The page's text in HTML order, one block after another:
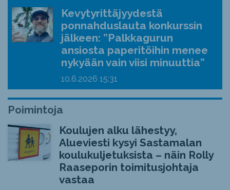
Kevytyrittäjyydestä
ponnahduslauta konkurssin
jälkeen: ”Palkkagurun
ansiosta paperitöihin menee
nykyään vain viisi minuuttia”
10.6.2026 15:31
Poimintoja
Koulujen alku lähestyy,
Alueviesti kysyi Sastamalan
koulukuljetuksista – näin Rolly
Raaseporin toimitusjohtaja
vastaa